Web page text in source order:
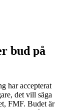
bud på
har accepterat
det vill säga
FMF. Budet är